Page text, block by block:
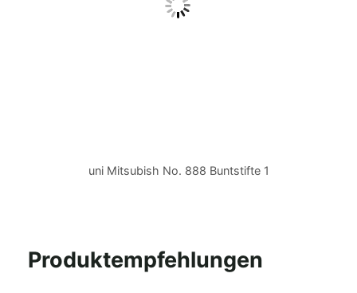
uni Mitsubish No. 888 Buntstifte 1
Produktempfehlungen